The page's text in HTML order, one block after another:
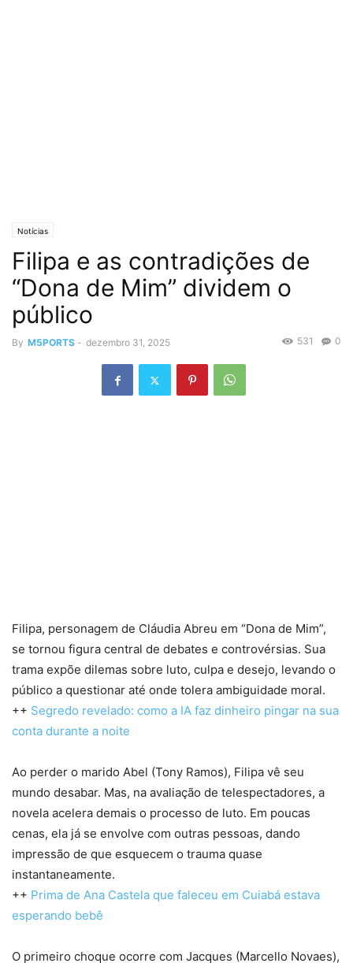
Notícias
Filipa e as contradições de
“Dona de Mim” dividem o
público
By M5PORTS - dezembro 31, 2025 0
531
Filipa, personagem de Cláudia Abreu em “Dona de Mim”,
se tornou figura central de debates e controvérsias. Sua
trama expõe dilemas sobre luto, culpa e desejo, levando o
público a questionar até onde tolera ambiguidade moral.
++ Segredo revelado: como a IA faz dinheiro pingar na sua
conta durante a noite
Ao perder o marido Abel (Tony Ramos), Filipa vê seu
mundo desabar. Mas, na avaliação de telespectadores, a
novela acelera demais o processo de luto. Em poucas
cenas, ela já se envolve com outras pessoas, dando
impressão de que esquecem o trauma quase
instantaneamente.
++ Prima de Ana Castela que faleceu em Cuiabá estava
esperando bebê
O primeiro choque ocorre com Jacques (Marcello Novaes),